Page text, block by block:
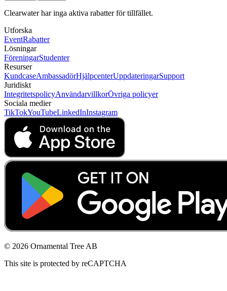
Clearwater har inga aktiva rabatter för tillfället.
Utforska
EventRabatter
Lösningar
FöreningarStudenter
Resurser
KundcaseAmbassadörHjälpcenterUppdateringarSupport
Juridiskt
IntegritetspolicyAnvändarvillkorÖvriga policyer
Sociala medier
TikTokYouTubeLinkedInInstagram
© 2026 Ornamental Tree AB
This site is protected by reCAPTCHA